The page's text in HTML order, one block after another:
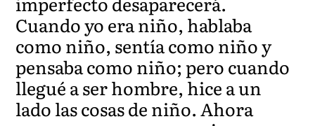
Cuando yo era niño, hablaba
como niño, sentía como niño y
pensaba como niño; pero cuando
llegué a ser hombre, hice a un
lado las cosas de niño. Ahora